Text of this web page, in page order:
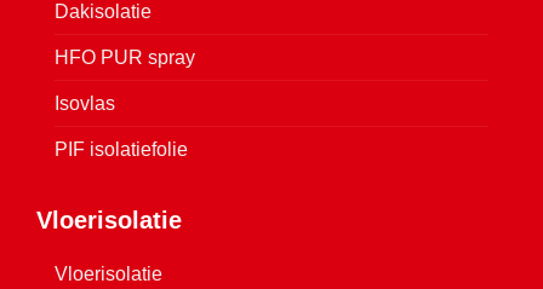
Dakisolatie
HFO PUR spray
Isovlas
PIF isolatiefolie
Vloerisolatie
Vloerisolatie